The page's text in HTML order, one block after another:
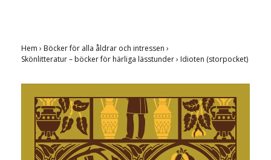
Hem › Böcker för alla åldrar och intressen ›
Skönlitteratur – böcker för härliga lässtunder› Idioten (storpocket)